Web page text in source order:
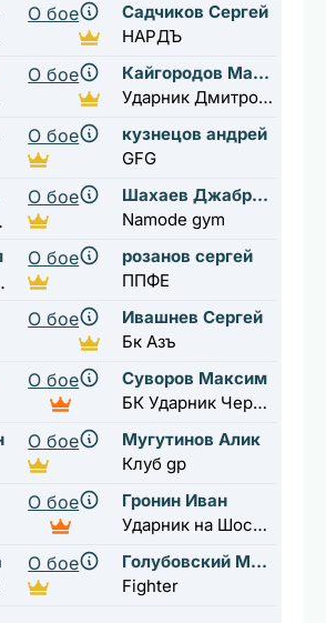
О бое
Садчиков Сергей
НАРДЪ
О бое
Кайгородов Максим
Ударник Дмитровская
О бое
кузнецов андрей
GFG
О бое
Шахаев Джабраил
Namode gym
О бое
розанов сергей
ППФЕ
О бое
Ивашнев Сергей
Бк Азъ
О бое
Суворов Максим
БК Ударник Чертановская
О бое
Мугутинов Алик
Клуб gp
О бое
Гронин Иван
Ударник на Шоссе Энтузиастов
О бое
Голубовский Мирон
Fighter